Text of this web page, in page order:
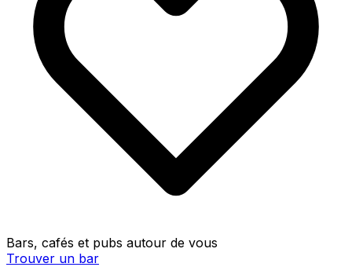
Bars, cafés et pubs autour de vous
Trouver un bar